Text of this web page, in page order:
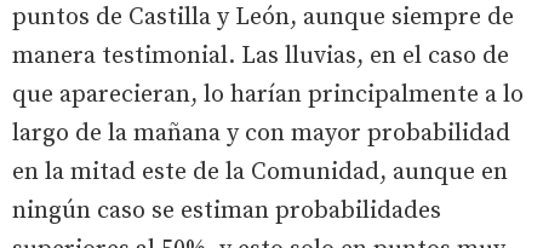
puntos de Castilla y León, aunque siempre de
manera testimonial. Las lluvias, en el caso de
que aparecieran, lo harían principalmente a lo
largo de la mañana y con mayor probabilidad
en la mitad este de la Comunidad, aunque en
ningún caso se estiman probabilidades